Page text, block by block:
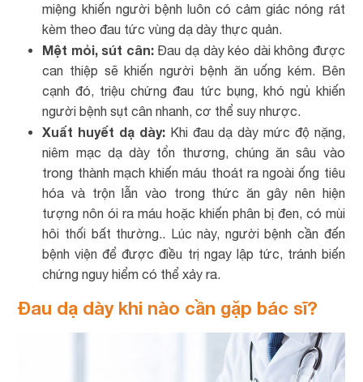
miệng khiến người bệnh luôn có cảm giác nóng rát
kèm theo đau tức vùng dạ dày thực quản.
Mệt mỏi, sút cân: Đau dạ dày kéo dài không được
can thiệp sẽ khiến người bệnh ăn uống kém. Bên
cạnh đó, triệu chứng đau tức bụng, khó ngủ khiến
người bệnh sụt cân nhanh, cơ thể suy nhược.
Xuất huyết dạ dày: Khi đau dạ dày mức độ nặng,
niêm mạc dạ dày tổn thương, chúng ăn sâu vào
trong thành mạch khiến máu thoát ra ngoài ống tiêu
hóa và trộn lẫn vào trong thức ăn gây nên hiện
tượng nôn ói ra máu hoặc khiến phân bị đen, có mùi
hôi thối bất thường.. Lúc này, người bệnh cần đến
bệnh viện để được điều trị ngay lập tức, tránh biến
chứng nguy hiểm có thể xảy ra.
Đau dạ dày khi nào cần gặp bác sĩ?